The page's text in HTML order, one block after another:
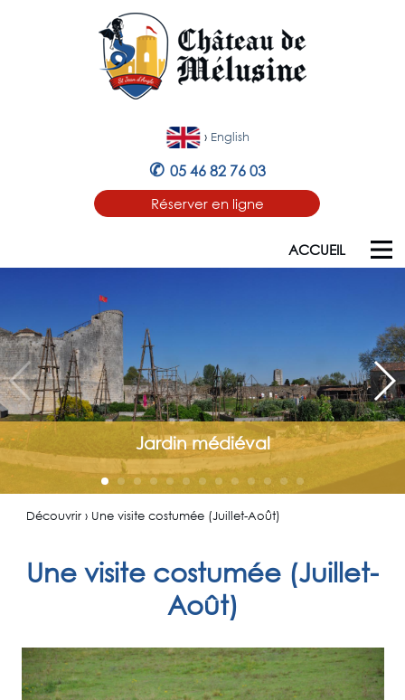
› English
✆ 05 46 82 76 03
Réserver en ligne
ACCUEIL
Jardin médiéval
Découvrir › Une visite costumée (Juillet-Août)
Une visite costumée (Juillet-
Août)